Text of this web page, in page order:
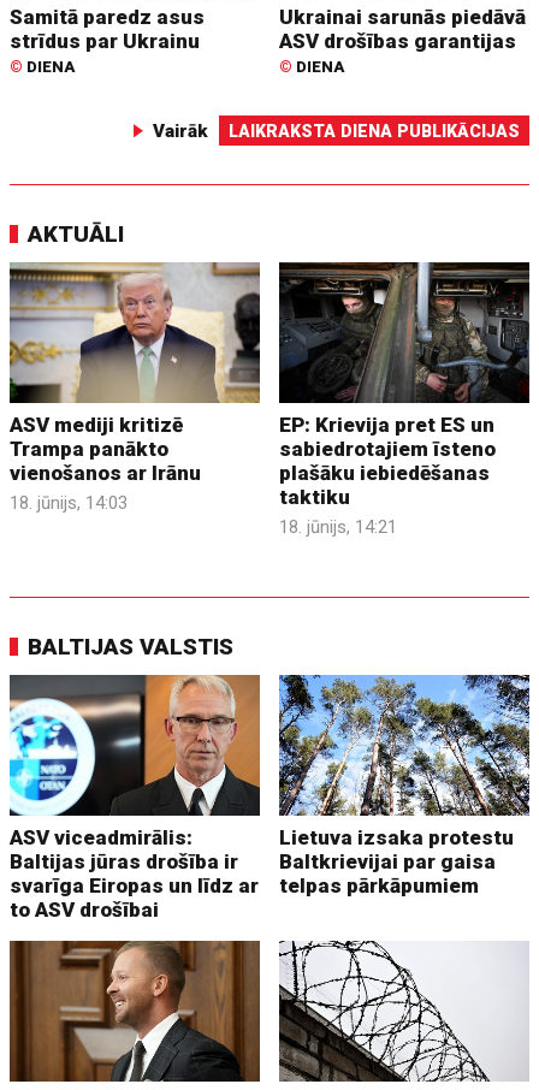
Samitā paredz asus
strīdus par Ukrainu
© DIENA
Ukrainai sarunās piedāvā
ASV drošības garantijas
© DIENA
Vairāk LAIKRAKSTA DIENA PUBLIKĀCIJAS
AKTUĀLI
ASV mediji kritizē
Trampa panākto
vienošanos ar Irānu
18. jūnijs, 14:03
EP: Krievija pret ES un
sabiedrotajiem īsteno
plašāku iebiedēšanas
taktiku
18. jūnijs, 14:21
BALTIJAS VALSTIS
ASV viceadmirālis:
Baltijas jūras drošība ir
svarīga Eiropas un līdz ar
to ASV drošībai
Lietuva izsaka protestu
Baltkrievijai par gaisa
telpas pārkāpumiem